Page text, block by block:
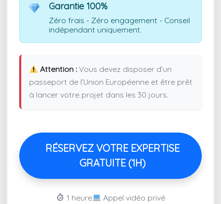
Garantie 100%
Zéro frais - Zéro engagement - Conseil
indépendant uniquement.
Attention :Vous devez disposer d’un
passeport de l’Union Européenne et être prêt
à lancer votre projet dans les 30 jours.
RÉSERVEZ VOTRE EXPERTISE
GRATUITE (1H)
1 heure
Appel vidéo privé